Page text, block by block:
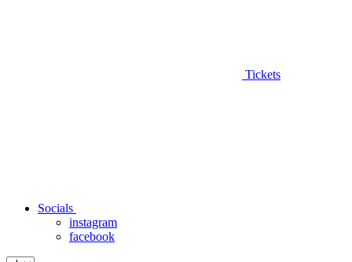
Tickets
Socials
instagram
facebook